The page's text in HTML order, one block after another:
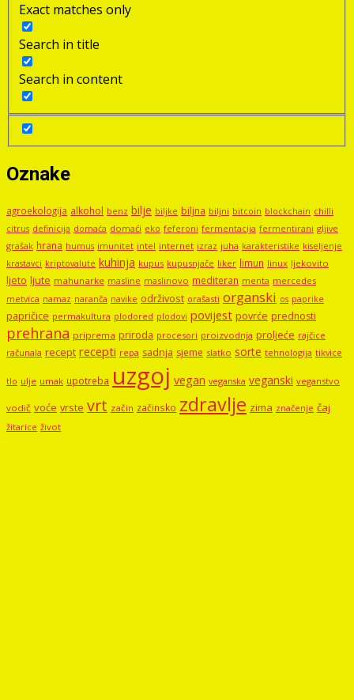
Exact matches only
Search in title
Search in content
Oznake
agroekologija alkohol benz bilje biljke biljna biljni bitcoin blockchain chilli
citrus definicija domaća domaći eko feferoni fermentacija fermentirani gljive
grašak hrana humus imunitet intel internet izraz juha karakteristike kiseljenje
krastavci kriptovalute kuhinja kupus kupusnjače liker limun linux ljekovito
ljeto ljute mahunarke masline maslinovo mediteran menta mercedes
metvica namaz naranča navike održivost orašasti organski os paprike
papričice permakultura plodored plodovi povijest povrće prednosti
prehrana priprema priroda procesori proizvodnja proljeće rajčice
računala recept recepti repa sadnja sjeme slatko sorte tehnologija tikvice
tlo ulje umak upotreba uzgoj vegan veganska veganski veganstvo
vodič voće vrste vrt začin začinsko zdravlje zima značenje čaj
žitarice život